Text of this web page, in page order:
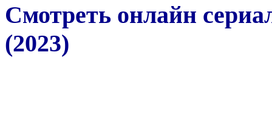
Смотреть онлайн
(2023)